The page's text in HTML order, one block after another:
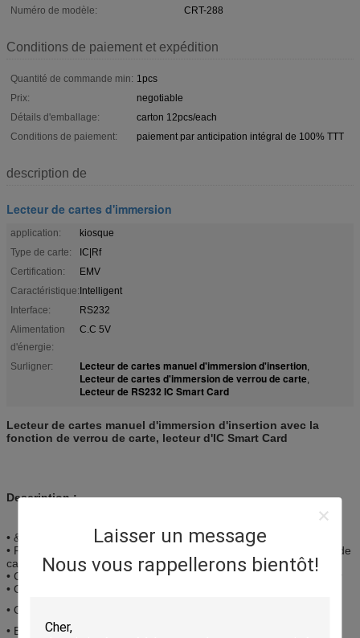
Laisser un message
Nous vous rappellerons bientôt!
Numéro de modèle:
CRT-288
Conditions de paiement et expédition
Quantité de commande min: 1pcs
Prix:
negotiable
Détails d'emballage:
carton 12pcs/each
Conditions de paiement:
paiement par anticipation intégral de 100% TTT
description de
Lecteur de cartes d'immersion
application:
kiosque
Type de carte:
IC|Rf
Certification:
EMV
Caractéristique:Intelligent
Interface:
RS232
Alimentation
d'énergie:
C.C 5V
Surligner: Lecteur de cartes manuel d'immersion d'insertion,
Lecteur de cartes d'immersion de verrou de carte,
Lecteur de RS232 IC Smart Card
Lecteur de cartes manuel d'immersion d'insertion avec la
fonction de verrou de carte, lecteur d'IC Smart Card
Description :
• &write lu par carte d'IC&RF
• Fermez à clef automatiquement éjection manuelle/automatique de
carte, de carte
• Conception spéciale pour le lecteur protecteur du corps étranger
• Options multiples d'encadrement
• Option de conseil de PSAM
• EMV certifié